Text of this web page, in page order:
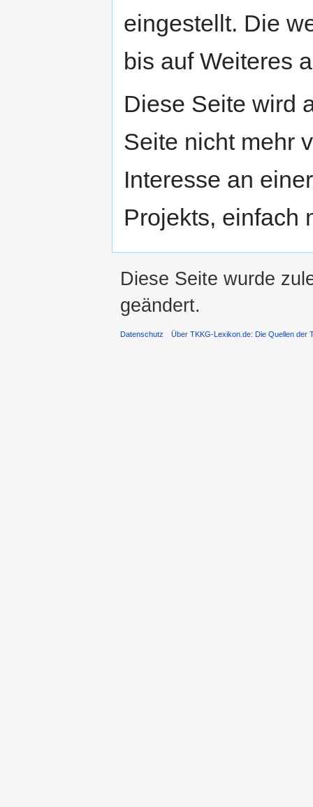
eingestellt. Die
bis auf Weiteres
Diese Seite wird
Seite nicht mehr
Interesse an
Projekts, einfach
Diese Seite wurde
geändert.
Datenschutz Über TKKG-Lexikon.de: Die Quellen der